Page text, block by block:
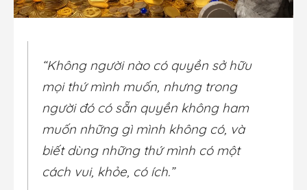
“Không người nào có quyền sở hữu
mọi thứ mình muốn, nhưng trong
người đó có sẵn quyền không ham
muốn những gì mình không có, và
biết dùng những thứ mình có một
cách vui, khỏe, có ích.”